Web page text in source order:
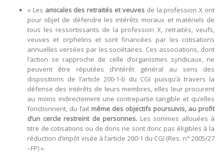
« Les amicales des retraités et veuvesde la profession X ont
pour objet de défendre les intérêts moraux et matériels de
tous les ressortissants de la profession X, retraités, veufs,
veuves et orphelins et sont financées par les cotisations
annuelles versées par les sociétaires. Ces associations, dont
l’action se rapproche de celle d’organismes syndicaux, ne
peuvent être réputées d’intérêt général au sens des
dispositions de l’article 200-1-b du CGI puisqu’à travers la
défense des intérêts de leurs membres, elles leur procurent
au moins indirectement une contrepartie tangible et qu’elles
fonctionnent, du fait même des objectifs poursuivis, au profit
d’un cercle restreint de personnes. Les sommes allouées à
titre de cotisations ou de dons ne sont donc pas éligibles à la
réduction d’impôt visée à l’article 200-1 du CGI (Res. n° 2005/27
–FP) ».